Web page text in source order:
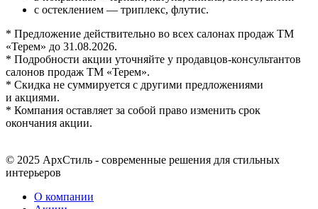
с остеклением — триплекс, флутис.
* Предложение действительно во всех салонах продаж ТМ
«Терем» до 31.08.2026.
* Подробности акции уточняйте у продавцов-консультантов
салонов продаж ТМ «Терем».
* Скидка не суммируется с другими предложениями
и акциями.
* Компания оставляет за собой право изменить срок
окончания акции.
© 2025 АрхСтиль - современные решения для стильных
интерьеров
О компании